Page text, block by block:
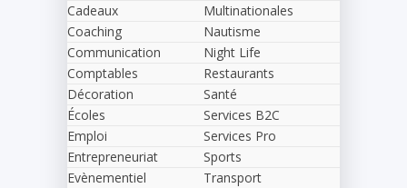
Cadeaux
Coaching
Communication
Comptables
Décoration
Écoles
Emploi
Entrepreneuriat
Evènementiel
Multinationales
Nautisme
Night Life
Restaurants
Santé
Services B2C
Services Pro
Sports
Transport